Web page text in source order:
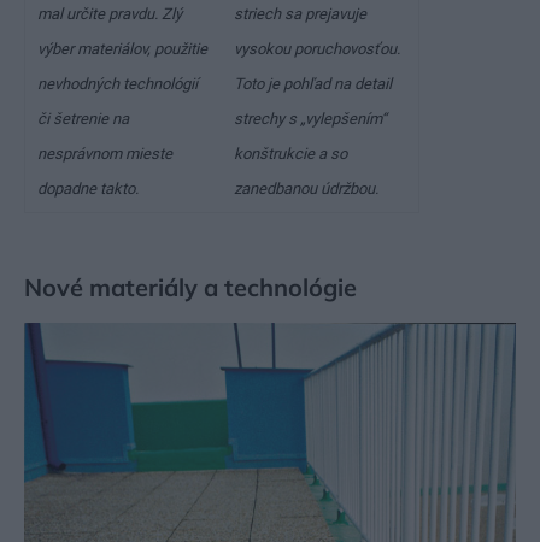
mal určite pravdu. Zlý
výber materiálov, použitie
nevhodných technológií
či šetrenie na
nesprávnom mieste
dopadne takto.
striech sa prejavuje
vysokou poruchovosťou.
Toto je pohľad na detail
strechy s „vylepšením“
konštrukcie a so
zanedbanou údržbou.
Nové materiály a technológie